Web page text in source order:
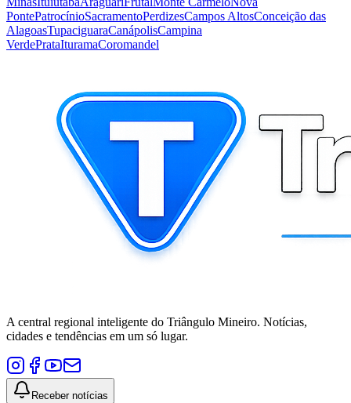
PontePatrocínioSacramentoPerdizesCampos AltosConceição das
AlagoasTupaciguaraCanápolisCampina
VerdePrataIturamaCoromandel
A central regional inteligente do Triângulo Mineiro. Notícias,
cidades e tendências em um só lugar.
Receber notícias